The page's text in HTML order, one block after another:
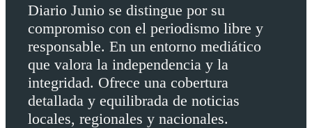
Diario Junio se distingue por su
compromiso con el periodismo libre y
responsable. En un entorno mediático
que valora la independencia y la
integridad. Ofrece una cobertura
detallada y equilibrada de noticias
locales, regionales y nacionales.